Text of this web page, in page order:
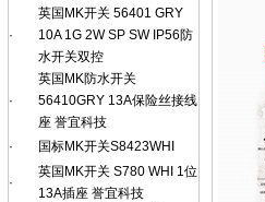
·
英国MK开关 56401 GRY
10A 1G 2W SP SW IP56防
水开关双控
·
英国MK防水开关
56410GRY 13A保险丝接线
座 誉宜科技
·
国标MK开关S8423WHI
·
英国MK开关 S780 WHI 1位
13A插座 誉宜科技